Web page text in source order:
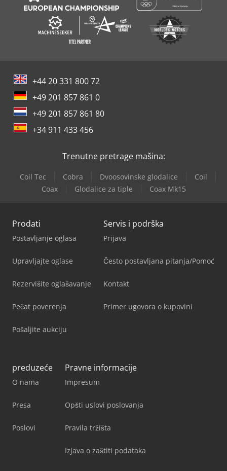
+44 20 331 800 72
+49 201 857 861 0
+49 201 857 861 80
+34 911 433 456
Trenutne pretrage mašina:
Coil Tec Cobra Dvoosovinske glodalice
Coil
Coax
Glodalice za tiple Coax Mk15
Prodati
Postavljanje oglasa
Upravljajte oglase
Rezervišite oglašavanje
Pečat poverenja
Pošaljite aukciju
Servis i podrška
Prijava
Često postavljana pitanja/Pomoć
Kontakt
Primer ugovora o kupovini
preduzeće
O nama
Presa
Poslovi
Pravne informacije
Impresum
Opšti uslovi poslovanja
Pravila tržišta
Izjava o zaštiti podataka